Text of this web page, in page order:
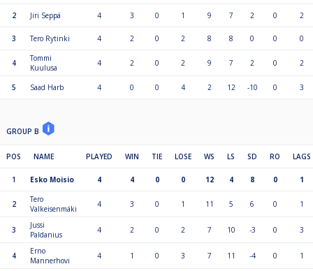
2
Jiri Seppä 4 3 0 1 9 7 2 0 2
3 Tero Rytinki 4 2 0 2 8 8 0 0 0
4
Tommi
Kuulusa
4 2 0 2 9 7 2 0 2
5 Saad Harb 4 0 0 4 2 12 -10 0 3
GROUP B
POS NAME PLAYED WIN TIE LOSE WS LS SD RO LAGS
1 Esko Moisio 4 4 0 0 12 4 8 0 1
2
Tero
Valkeisenmäki
4 3 0 1 11 5 6 0 1
3
Jussi
Paldanius
4 2 0 2 7 10 -3 0 3
4
Erno
Mannerhovi
4 1 0 3 7 11 -4 0 1